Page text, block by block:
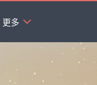
更多